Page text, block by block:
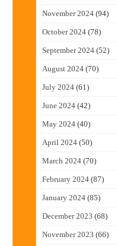
November 2024 (94)
October 2024 (78)
September 2024 (52)
August 2024 (70)
July 2024 (61)
June 2024 (42)
May 2024 (40)
April 2024 (50)
March 2024 (70)
February 2024 (87)
January 2024 (85)
December 2023 (68)
November 2023 (66)